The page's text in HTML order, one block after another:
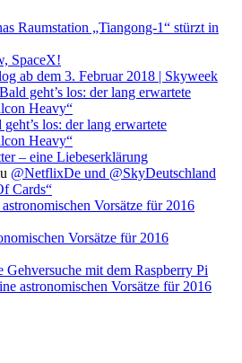
Raumstation „Tiangong-1“ stürzt in
SpaceX!
ab dem 3. Februar 2018 | Skyweek
Bald geht’s los: der lang erwartete
Heavy“
geht’s los: der lang erwartete
Heavy“
– eine Liebeserklärung
@NetflixDe und @SkyDeutschland
Cards“
Vorsätze für 2016
Vorsätze für 2016
Gehversuche mit dem Raspberry Pi
astronomischen Vorsätze für 2016